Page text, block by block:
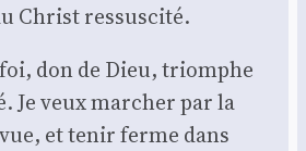
Christ res­sus­ci­té.
don de Dieu, triomphe
Je veux mar­cher par la
et tenir ferme dans